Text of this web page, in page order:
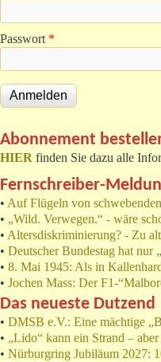
Passwort *
Abonnement
HIER finden Sie dazu alle
Fernschreiber-
• Auf Flügeln von
• „Wild. Verwegen.“ - wäre
• Altersdiskriminierung? - Zu
• Deutscher Bundestag hat nur
• 8. Mai 1945: Als in
• Jochen Mass: Der F1-
Das neueste Dutzend
• DMSB e.V.: Eine mächtige
• „Lido“ kann ein Strand –
• Nürburgring Jubiläum 2027: